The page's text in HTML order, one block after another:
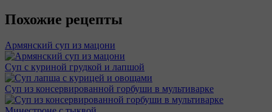
Похожие рецепты
Армянский суп из мацони
Суп с куриной грудкой и лапшой
Суп из консервированной горбуши в мультиварке